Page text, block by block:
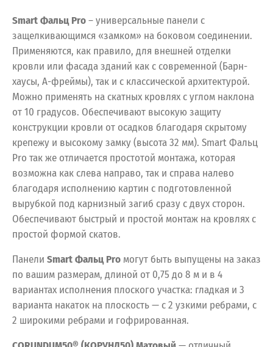
Smart Фальц Pro– универсальные панели с
защелкивающимся «замком» на боковом соединении.
Применяются, как правило, для внешней отделки
кровли или фасада зданий как с современной (Барн-
хаусы, А-фреймы), так и с классической архитектурой.
Можно применять на скатных кровлях с углом наклона
от 10 градусов. Обеспечивают высокую защиту
конструкции кровли от осадков благодаря скрытому
крепежу и высокому замку (высота 32 мм). Smart Фальц
Pro так же отличается простотой монтажа, которая
возможна как слева направо, так и справа налево
благодаря исполнению картин с подготовленной
вырубкой под карнизный загиб сразу с двух сторон.
Обеспечивают быстрый и простой монтаж на кровлях с
простой формой скатов.
Панели Smart Фальц Pro могут быть выпущены на заказ
по вашим размерам, длиной от 0,75 до 8 м и в 4
вариантах исполнения плоского участка: гладкая и 3
варианта накаток на плоскость — с 2 узкими ребрами, с
2 широкими ребрами и гофрированная.